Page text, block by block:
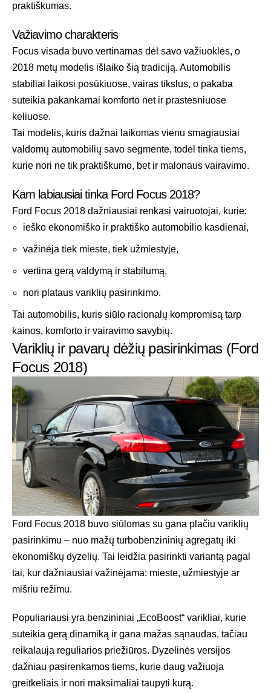
praktiškumas.
Važiavimo charakteris
Focus visada buvo vertinamas dėl savo važiuoklės, o
2018 metų modelis išlaiko šią tradiciją. Automobilis
stabiliai laikosi posūkiuose, vairas tikslus, o pakaba
suteikia pakankamai komforto net ir prastesniuose
keliuose.
Tai modelis, kuris dažnai laikomas vienu smagiausiai
valdomų automobilių savo segmente, todėl tinka tiems,
kurie nori ne tik praktiškumo, bet ir malonaus vairavimo.
Kam labiausiai tinka Ford Focus 2018?
Ford Focus 2018 dažniausiai renkasi vairuotojai, kurie:
ieško ekonomiško ir praktiško automobilio kasdienai,
važinėja tiek mieste, tiek užmiestyje,
vertina gerą valdymą ir stabilumą,
nori plataus variklių pasirinkimo.
Tai automobilis, kuris siūlo racionalų kompromisą tarp
kainos, komforto ir vairavimo savybių.
Variklių ir pavarų dėžių pasirinkimas (Ford
Focus 2018)
Ford Focus 2018 buvo siūlomas su gana plačiu variklių
pasirinkimu – nuo mažų turbobenzininių agregatų iki
ekonomiškų dyzelių. Tai leidžia pasirinkti variantą pagal
tai, kur dažniausiai važinėjama: mieste, užmiestyje ar
mišriu režimu.
Populiariausi yra benzininiai „EcoBoost“ varikliai, kurie
suteikia gerą dinamiką ir gana mažas sąnaudas, tačiau
reikalauja reguliarios priežiūros. Dyzelinės versijos
dažniau pasirenkamos tiems, kurie daug važiuoja
greitkeliais ir nori maksimaliai taupyti kurą.